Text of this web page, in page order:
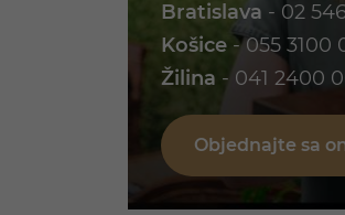
Bratislava - 02
Košice -055 3100
Žilina - 041 2400
Objednajte sa